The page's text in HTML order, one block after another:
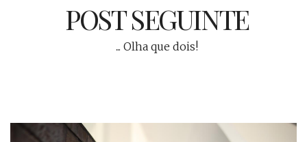
POST SEGUINTE
... Olha que dois!